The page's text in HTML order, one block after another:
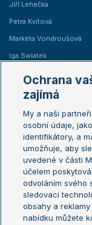
Jiří Lehečka
Petra Kvitová
Markéta Vondroušová
Iga Swiatek
Žebříčky
Žebříček ATP (muži)
Žebříček WTA (ženy)
Sázkařský žebříček
Aktualní trendy
Ochrana
zajímá
My a naši partneři
osobní údaje,
identifikátory, a
umožňuje, aby
uvedené v části
účelem
odvoláním svého
sledovací
obsahy a
nabídku můžete